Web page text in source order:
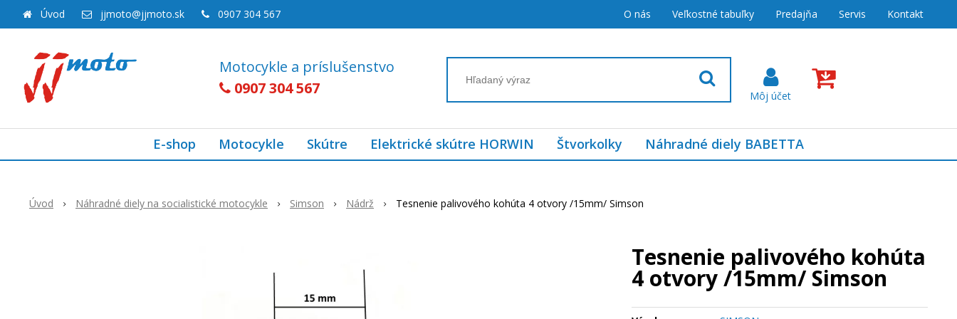
Motocykle a príslušenstvo
0907 304 567
Úvod jjmoto@jjmoto.sk 0907 304 567 O nás Veľkostné tabuľky Predajňa Servis Kontakt
E-shop Motocykle Skútre Elektrické skútre HORWIN Štvorkolky Náhradné diely BABETTA
Úvod Náhradné diely na socialistické motocykle Simson Nádrž Tesnenie palivového kohúta 4 otvory /15mm/ Simson
Tesnenie palivového kohúta
4 otvory /15mm/ Simson